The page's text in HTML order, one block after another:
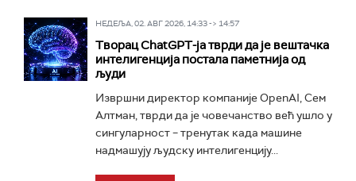
НЕДЕЉА, 02. АВГ 2026, 14:33 -> 14:57
Творац ChatGPT-ја тврди да је вештачка
интелигенција постала паметнија од
људи
Извршни директор компаније OpenAI, Сем
Алтман, тврди да је човечанство већ ушло у
сингуларност – тренутак када машине
надмашују људску интелигенцију...